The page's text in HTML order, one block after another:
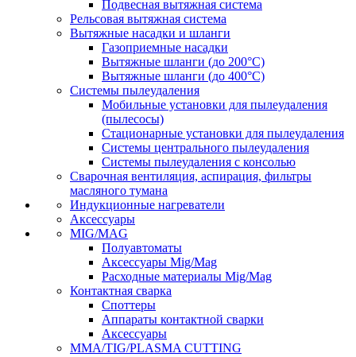
Подвесная вытяжная система
Рельсовая вытяжная система
Вытяжные насадки и шланги
Газоприемные насадки
Вытяжные шланги (до 200°C)
Вытяжные шланги (до 400°C)
Системы пылеудаления
Мобильные установки для пылеудаления
(пылесосы)
Стационарные установки для пылеудаления
Системы центрального пылеудаления
Системы пылеудаления с консолью
Сварочная вентиляция, аспирация, фильтры
масляного тумана
Индукционные нагреватели
Аксессуары
MIG/MAG
Полуавтоматы
Аксессуары Mig/Mag
Расходные материалы Mig/Mag
Контактная сварка
Споттеры
Аппараты контактной сварки
Аксессуары
MMA/TIG/PLASMA CUTTING